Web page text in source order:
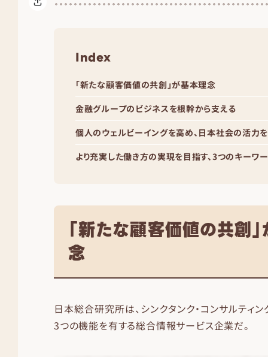
Index
「新たな顧客価値の共創」が基本理念
金融グループのビジネスを根幹から支える
個人のウェルビーイングを高め、日本社会の活力
より充実した働き方の実現を目指す、3つのキーワ
「新たな顧客価値の共創
念
日本総合研究所は、シンクタンク・コンサルティン
3つの機能を有する総合情報サービス企業だ。